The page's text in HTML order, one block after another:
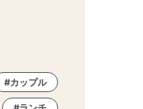
カップル